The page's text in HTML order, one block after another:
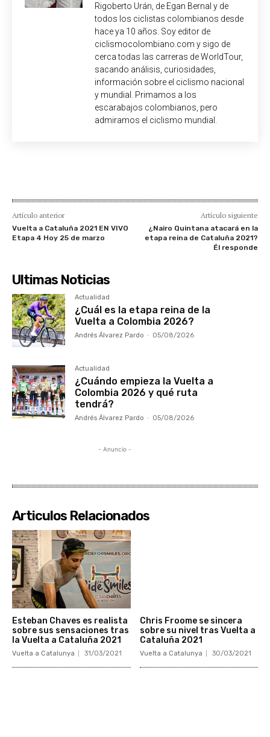
Rigoberto Urán, de Egan Bernal y de
todos los ciclistas colombianos desde
hace ya 10 años. Soy editor de
ciclismocolombiano.com y sigo de
cerca todas las carreras de WorldTour,
sacando análisis, curiosidades,
información sobre el ciclismo nacional
y mundial. Primamos a los
escarabajos colombianos, pero
admiramos el ciclismo mundial.
Artículo anterior
Vuelta a Cataluña 2021 EN VIVO
Etapa 4 Hoy 25 de marzo
Artículo siguiente
¿Nairo Quintana atacará en la
etapa reina de Cataluña 2021?
Él responde
Ultimas Noticias
Actualidad
¿Cuál es la etapa reina de la
Vuelta a Colombia 2026?
Andrés Álvarez Pardo - 05/08/2026
Actualidad
¿Cuándo empieza la Vuelta a
Colombia 2026 y qué ruta
tendrá?
Andrés Álvarez Pardo - 05/08/2026
- Anuncio -
Articulos Relacionados
Esteban Chaves es realista
sobre sus sensaciones tras
la Vuelta a Cataluña 2021
Vuelta a Catalunya 31/03/2021
Chris Froome se sincera
sobre su nivel tras Vuelta a
Cataluña 2021
Vuelta a Catalunya 30/03/2021